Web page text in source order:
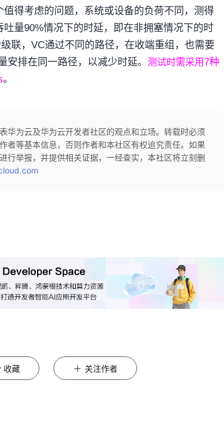
得考虑的问题，系统或设备的负荷不同，测得
吐量90%情况下的时延，即在非拥塞情况下的时
联，VC通过不同的路径，在收端重组，也需要
安排在同一路径，以减少时延。测试时需采用7种
。
华为云及华为云开发者社区的观点和立场。转载时必须
者等基本信息，否则作者和本社区有权追究责任。如果
行举报，并提供相关证据，一经查实，本社区将立刻删
收藏 关注作者